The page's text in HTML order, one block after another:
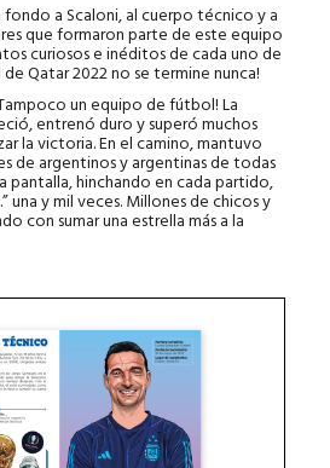
a Scaloni, al cuerpo técnico y a
que formaron parte de este equipo
curiosos e inéditos de cada uno de
Qatar 2022 no se termine nunca!
un equipo de fútbol! La
entrenó duro y superó muchos
la victoria. En el camino, mantuvo
de argentinos y argentinas de todas
pantalla, hinchando en cada partido,
una y mil veces. Millones de chicos y
con sumar una estrella más a la